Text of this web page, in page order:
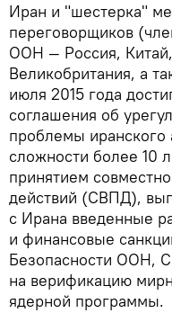
Иран и "шестерка"
переговорщиков
ООН — Россия,
Великобритания, а
июля 2015 года
соглашения об
проблемы
сложности более 10
принятием
действий (СВПД),
с Ирана введенные
и финансовые
Безопасности ООН,
на верификацию
ядерной программы.